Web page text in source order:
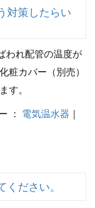
対策したらい
れ配管の温度が
粧カバー（別売）
す。
： 電気温水器 ｜
ださい。